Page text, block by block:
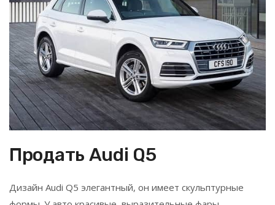
Продать Audi Q5
Дизайн Audi Q5 элегантный, он имеет скульптурные